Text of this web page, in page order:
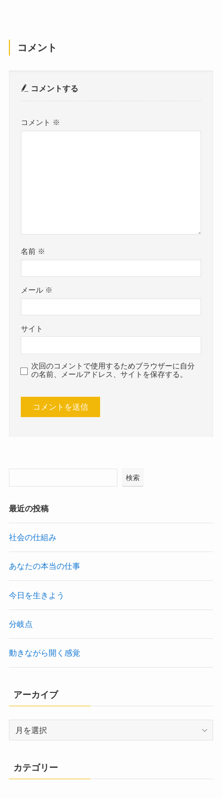
コメント
コメントする
コメント ※
名前 ※
メール ※
サイト
次回のコメントで使用するためブラウザーに自分
の名前、メールアドレス、サイトを保存する。
検索
最近の投稿
社会の仕組み
あなたの本当の仕事
今日を生きよう
分岐点
動きながら開く感覚
アーカイブ
ブ
カテゴリー